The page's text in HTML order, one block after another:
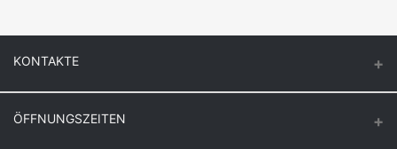
KONTAKTE
ÖFFNUNGSZEITEN